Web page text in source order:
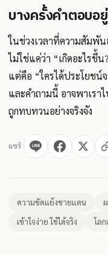
บางครั้งคำตอบอ
ในช่วงเวลาที่ความสัมพัน
ไม่ใช่แค่ว่า “เกิดอะไรขึ้น
แต่คือ “ใครได้ประโยชน์
และคำถามนี้ อาจพาเรา
ถูกทบทวนอย่างจริงจัง
แชร์
ความขัดแย้งชายแดน
เข้าใจง่าย ใช้ได้จริง
โลก